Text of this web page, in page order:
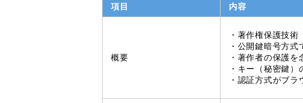
項目 内容
概要
・著作権保護技術
・公開鍵暗号方
・著作者の保護
・キー（秘密鍵
・認証方式がブ